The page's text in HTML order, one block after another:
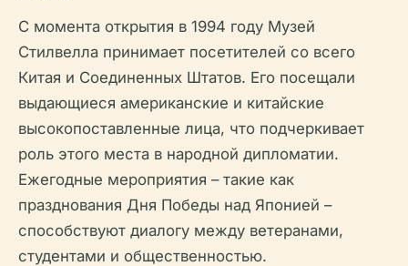
С момента открытия в 1994 году Музей
Стилвелла принимает посетителей со всего
Китая и Соединенных Штатов. Его посещали
выдающиеся американские и китайские
высокопоставленные лица, что подчеркивает
роль этого места в народной дипломатии.
Ежегодные мероприятия – такие как
празднования Дня Победы над Японией –
способствуют диалогу между ветеранами,
студентами и общественностью.